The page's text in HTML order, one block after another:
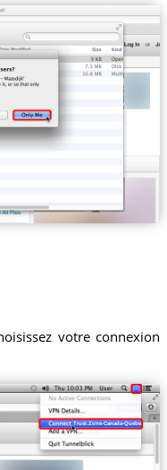
votre connexion
Trust.Zone-Canada-Quebec